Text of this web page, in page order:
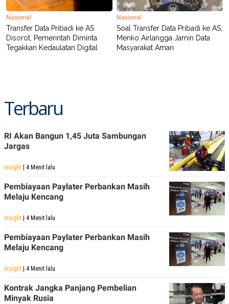
Nasional
Transfer Data Pribadi ke AS
Disorot, Pemerintah Diminta
Tegakkan Kedaulatan Digital
Nasional
Soal Transfer Data Pribadi ke AS,
Menko Airlangga Jamin Data
Masyarakat Aman
Terbaru
RI Akan Bangun 1,45 Juta Sambungan
Jargas
Insight | 4 Menit lalu
Pembiayaan Paylater Perbankan Masih
Melaju Kencang
Insight | 4 Menit lalu
Pembiayaan Paylater Perbankan Masih
Melaju Kencang
Insight | 4 Menit lalu
Kontrak Jangka Panjang Pembelian
Minyak Rusia